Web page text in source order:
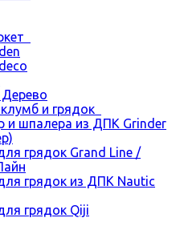
и грядок
и шпалера из ДПК Grinder
грядок Grand Line /
грядок из ДПК Nautic
грядок Qiji